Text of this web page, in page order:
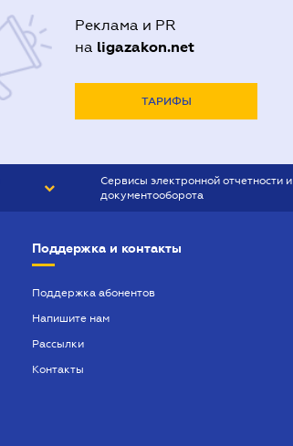
Реклама и PR
на ligazakon.net
ТАРИФЫ
Сервисы электронной отчетности и
документооборота
Поддержка и контакты
Поддержка абонентов
Напишите нам
Рассылки
Контакты